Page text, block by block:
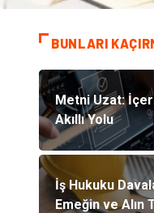
BUNLARI
Metni Uzat:
Akıllı Yolu
İş Hukuku
Emeğin ve Alın